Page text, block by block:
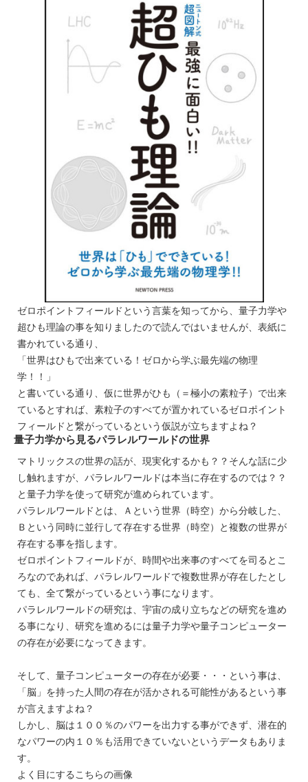
ゼロポイントフィールドという言葉を知ってから、量子力学や
超ひも理論の事を知りましたので読んではいませんが、表紙に
書かれている通り、
「世界はひもで出来ている！ゼロから学ぶ最先端の物理
学！！」
と書いている通り、仮に世界がひも（＝極小の素粒子）で出来
ているとすれば、素粒子のすべてが置かれているゼロポイント
フィールドと繋がっているという仮説が立ちますよね？
量子力学から見るパラレルワールドの世界
マトリックスの世界の話が、現実化するかも？？そんな話に少
し触れますが、パラレルワールドは本当に存在するのでは？？
と量子力学を使って研究が進められています。
パラレルワールドとは、Ａという世界（時空）から分岐した、
Ｂという同時に並行して存在する世界（時空）と複数の世界が
存在する事を指します。
ゼロポイントフィールドが、時間や出来事のすべてを司るとこ
ろなのであれば、パラレルワールドで複数世界が存在したとし
ても、全て繋がっているという事になります。
パラレルワールドの研究は、宇宙の成り立ちなどの研究を進め
る事になり、研究を進めるには量子力学や量子コンピューター
の存在が必要になってきます。
そして、量子コンピューターの存在が必要・・・という事は、
「脳」を持った人間の存在が活かされる可能性があるという事
が言えますよね？
しかし、脳は１００％のパワーを出力する事ができず、潜在的
なパワーの内１０％も活用できていないというデータもありま
す。
よく目にするこちらの画像